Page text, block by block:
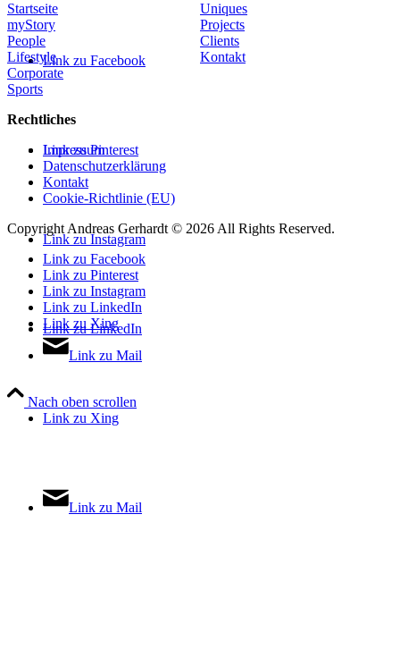
Link zu Facebook
Link zu Pinterest
Link zu Instagram
Link zu LinkedIn
Link zu Xing
Link zu Mail
Startseite
myStory
People
Lifestyle
Corporate
Sports
Uniques
Projects
Clients
Kontakt
Rechtliches
Impressum
Datenschutzerklärung
Kontakt
Cookie-Richtlinie (EU)
Copyright Andreas Gerhardt © 2026 All Rights Reserved.
Link zu Facebook
Link zu Pinterest
Link zu Instagram
Link zu LinkedIn
Link zu Xing
Link zu Mail
Nach oben scrollen